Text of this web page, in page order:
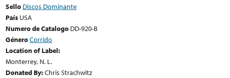
Sello Discos Dominante
País USA
Numero de Catalogo DD-920-B
GéneroCorrido
Location of Label:
Monterrey, N. L.
Donated By:Chris Strachwitz